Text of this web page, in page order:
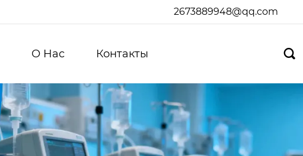
2673889948@qq.com
О Hас Контакты 